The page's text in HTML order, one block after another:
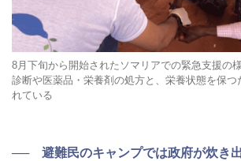
8月下旬から開始されたソマリアでの緊急支援の
診断や医薬品・栄養剤の処方と、栄養状態を保つ
れている
── 避難民のキャンプでは政府が炊き